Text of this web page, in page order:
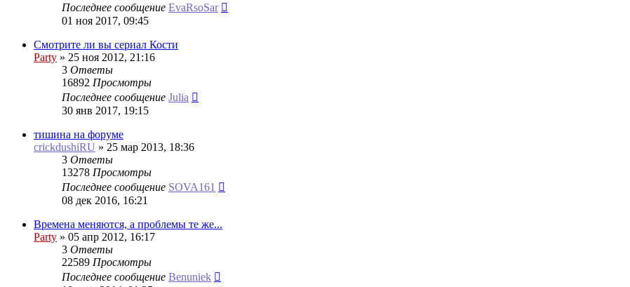
Последнее сообщение EvaRsoSar
01 ноя 2017, 09:45
Смотрите ли вы сериал Кости
Party » 25 ноя 2012, 21:16
3 Ответы
16892 Просмотры
Последнее сообщение Julia
30 янв 2017, 19:15
тишина на форуме
crickdushiRU » 25 мар 2013, 18:36
3 Ответы
13278 Просмотры
Последнее сообщение SOVA161
08 дек 2016, 16:21
Времена меняются, а проблемы те же...
Party » 05 апр 2012, 16:17
3 Ответы
22589 Просмотры
Последнее сообщение Benuniek